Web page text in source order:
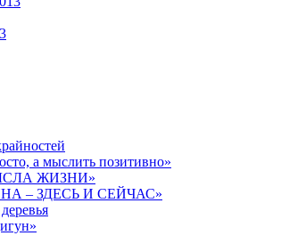
а мыслить позитивно»
ЖИЗНИ»
– ЗДЕСЬ И СЕЙЧАС»